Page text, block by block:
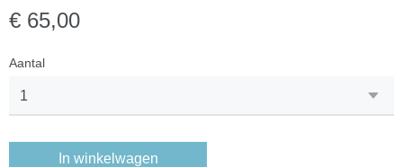
€ 65,00
Aantal
In winkelwagen